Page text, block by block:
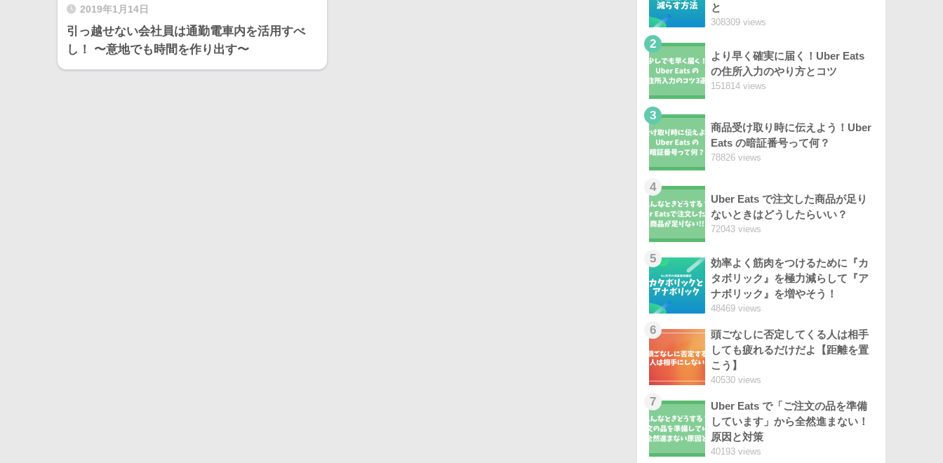
2019年1月14日
引っ越せない会社員は通勤電車内を活用すべ
し！ 〜意地でも時間を作り出す〜
と
308309 views
2
より早く確実に届く！Uber Eats
の住所入力のやり方とコツ
151814 views
3
商品受け取り時に伝えよう！Uber
Eats の暗証番号って何？
78826 views
4
Uber Eats で注文した商品が足り
ないときはどうしたらいい？
72043 views
5
効率よく筋肉をつけるために『カ
タボリック』を極力減らして『ア
ナボリック』を増やそう！
48469 views
6
頭ごなしに否定してくる人は相手
しても疲れるだけだよ【距離を置
こう】
40530 views
7
Uber Eats で「ご注文の品を準備
しています」から全然進まない！
原因と対策
40193 views